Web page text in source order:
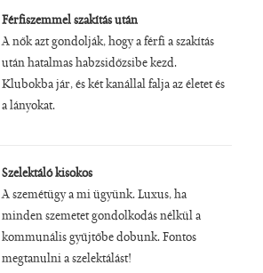
Férfiszemmel szakítás után
A nők azt gondolják, hogy a férfi a szakítás
után hatalmas habzsidőzsibe kezd.
Klubokba jár, és két kanállal falja az életet és
a lányokat.
Szelektáló kisokos
A szemétügy a mi ügyünk. Luxus, ha
minden szemetet gondolkodás nélkül a
kommunális gyűjtőbe dobunk. Fontos
megtanulni a szelektálást!